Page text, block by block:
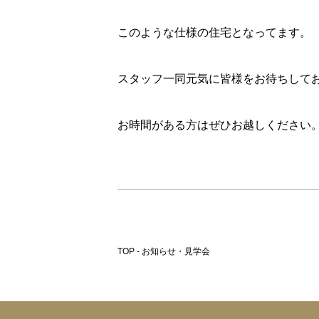
このような仕様の住宅となってます。
スタッフ一同元気に皆様をお待ちして
お時間がある方はぜひお越しください。
TOP - お知らせ・見学会